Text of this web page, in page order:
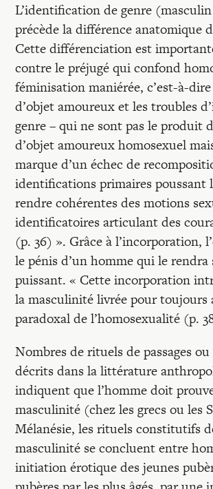
L’identification de genre
précède la différence anatomique
Cette différenciation est
contre le préjugé qui confond
féminisation maniérée, c’est-à-
d’objet amoureux et les troubles
genre – qui ne sont pas le produit
d’objet amoureux homosexuel
marque d’un échec de
identifications primaires poussant
rendre cohérentes des motions
identificatoires articulant des
(p. 36) ». Grâce à l’incorporation,
le pénis d’un homme qui le
puissant. « Cette incorporation
la masculinité livrée pour toujours
paradoxal de l’homosexualité (p.
Nombres de rituels de passages
décrits dans la littérature
indiquent que l’homme doit
masculinité (chez les grecs ou les
Mélanésie, les rituels constitutifs
masculinité se concluent entre
initiation érotique des jeunes